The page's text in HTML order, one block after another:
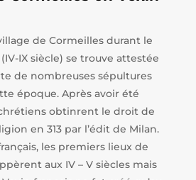
de Cormeilles durant le
IX siècle) se trouve attestée
de nombreuses sépultures
époque. Après avoir été
obtinrent le droit de
en 313 par l’édit de Milan.
les premiers lieux de
aux IV – V siècles mais